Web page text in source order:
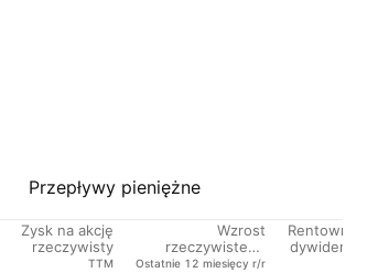
Przepływy pieniężne
Zysk na akcję
rzeczywisty
TTM
Wzrost
rzeczywistego
zysku na akcję
Ostatnie 12 miesięcy r/r
Rentowność
dywidend %